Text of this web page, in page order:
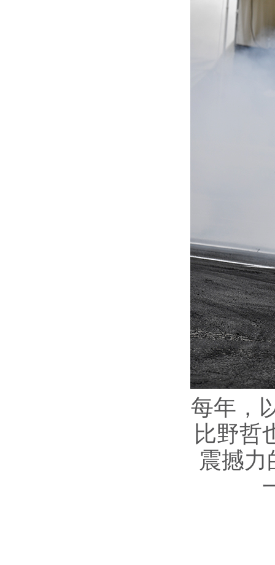
每年，
比野哲
震撼力